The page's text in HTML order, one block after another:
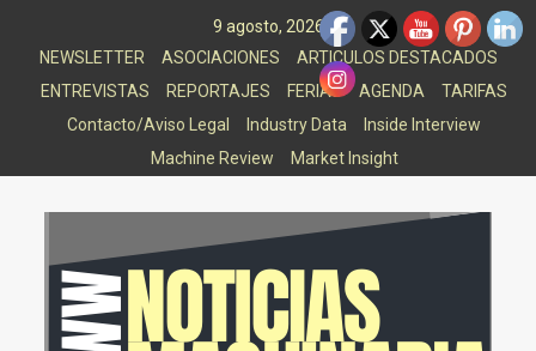
9 agosto, 2026
NEWSLETTER
ASOCIACIONES
ARTICULOS DESTACADOS
ENTREVISTAS
REPORTAJES FERIAS AGENDA
TARIFAS
Contacto/Aviso Legal
Industry Data
Inside Interview
Machine Review
Market Insight